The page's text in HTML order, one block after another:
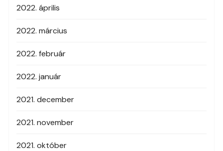
2022. április
2022. március
2022. február
2022. január
2021. december
2021. november
2021. október